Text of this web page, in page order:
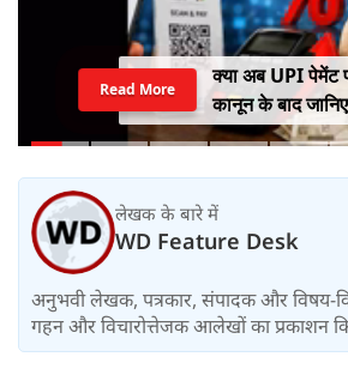
क्या अब UPI पेमेंट
कानून के बाद
किसे नहीं
Read More
लेखक के बारे में
WD Feature Desk
अनुभवी लेखक, पत्रकार, संपादक और विषय-
गहन और विचारोत्तेजक आलेखों का प्रकाशन